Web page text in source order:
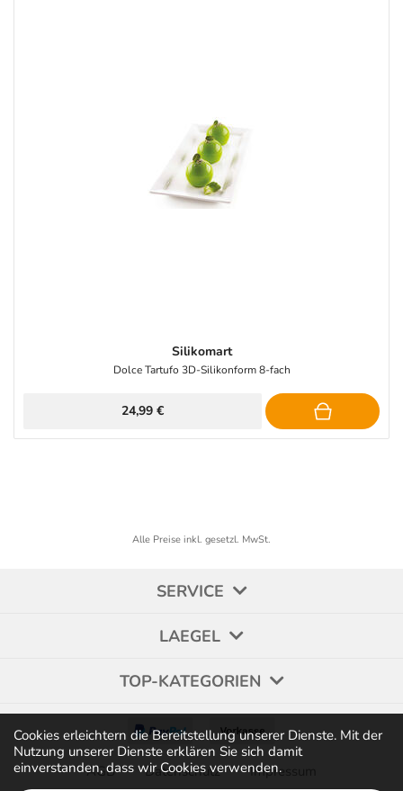
Cookies erleichtern die Bereitstellung unserer Dienste. Mit der
Nutzung unserer Dienste erklären Sie sich damit
einverstanden, dass wir Cookies verwenden.
Silikomart
Dolce Tartufo 3D-Silikonform 8-fach
24,99 €
Alle Preise inkl. gesetzl. MwSt.
SERVICE
LAEGEL
TOP-KATEGORIEN
AGB Datenschutz Impressum